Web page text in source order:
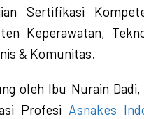
Sertifikasi
Keperawatan,
& Komunitas.
oleh Ibu Nurain
Profesi Asnakes